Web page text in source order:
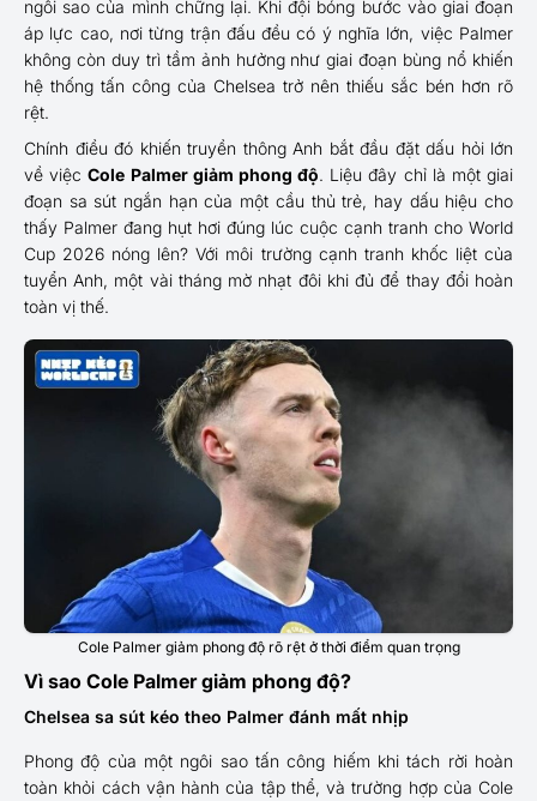
ngôi sao của mình chững lại. Khi đội bóng bước vào giai đoạn
áp lực cao, nơi từng trận đấu đều có ý nghĩa lớn, việc Palmer
không còn duy trì tầm ảnh hưởng như giai đoạn bùng nổ khiến
hệ thống tấn công của Chelsea trở nên thiếu sắc bén hơn rõ
rệt.
Chính điều đó khiến truyền thông Anh bắt đầu đặt dấu hỏi lớn
về việcCole Palmer giảm phong độ. Liệu đây chỉ là một giai
đoạn sa sút ngắn hạn của một cầu thủ trẻ, hay dấu hiệu cho
thấy Palmer đang hụt hơi đúng lúc cuộc cạnh tranh cho World
Cup 2026 nóng lên? Với môi trường cạnh tranh khốc liệt của
tuyển Anh, một vài tháng mờ nhạt đôi khi đủ để thay đổi hoàn
toàn vị thế.
Cole Palmer giảm phong độ rõ rệt ở thời điểm quan trọng
Vì sao Cole Palmer giảm phong độ?
Chelsea sa sút kéo theo Palmer đánh mất nhịp
Phong độ của một ngôi sao tấn công hiếm khi tách rời hoàn
toàn khỏi cách vận hành của tập thể, và trường hợp của Cole